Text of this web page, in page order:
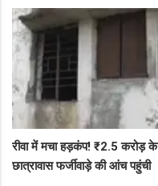
रीवा में मचा हड़कंप! ₹2.5 करोड़ के
छात्रावास फर्जीवाड़े की आंच पहुंची